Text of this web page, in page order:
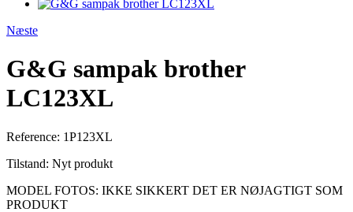
Næste
G&G sampak brother
LC123XL
Reference: 1P123XL
Tilstand: Nyt produkt
MODEL FOTOS: IKKE SIKKERT DET ER NØJAGTIGT SOM
PRODUKT